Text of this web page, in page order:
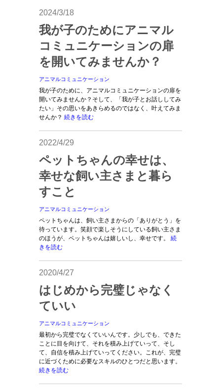
2024/3/18
我が子のためにアニマル
コミュニケーションの扉
を開いてみませんか？
アニマルコミュニケーション
我が子のために、アニマルコミュニケーションの扉を
開いてみませんか？そして、「我が子とお話ししてみ
たい」その思いをあきらめるのではなく、叶えてみま
せんか？ 続きを読む
2022/4/29
ペットちゃんの幸せは、
幸せな飼い主さまと暮ら
すこと
アニマルコミュニケーション
ペットちゃんは、飼い主さまからの「ありがとう」を
待っています。笑顔で楽しそうにしている飼い主さま
のほうが、ペットちゃんは嬉しいし、幸せです。 続
きを読む
2020/4/27
はじめから完璧じゃなく
ていい
アニマルコミュニケーション
最初から完璧でなくていいんです。少しでも、できた
ことに目を向けて、それを積み上げていって、そし
て、自信を積み上げていってください。これが、完璧
に近づくために必要なスキルのひとつだと思います。
続きを読む